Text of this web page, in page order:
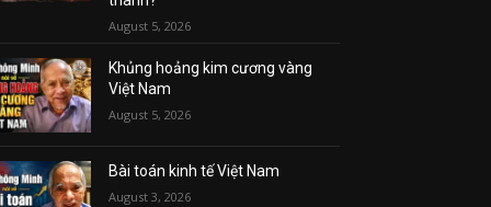
August 5, 2026
Khủng hoảng kim cương vàng
Việt Nam
August 5, 2026
Bài toán kinh tế Việt Nam
August 3, 2026